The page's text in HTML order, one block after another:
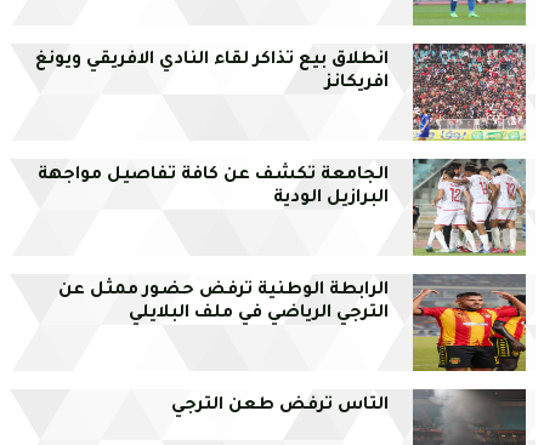
انطلاق بيع تذاكر لقاء النادي الافريقي ويونغ
افريكانز
الجامعة تكشف عن كافة تفاصيل مواجهة
البرازيل الودية
الرابطة الوطنية ترفض حضور ممثل عن
الترجي الرياضي في ملف البلايلي
التاس ترفض طعن الترجي